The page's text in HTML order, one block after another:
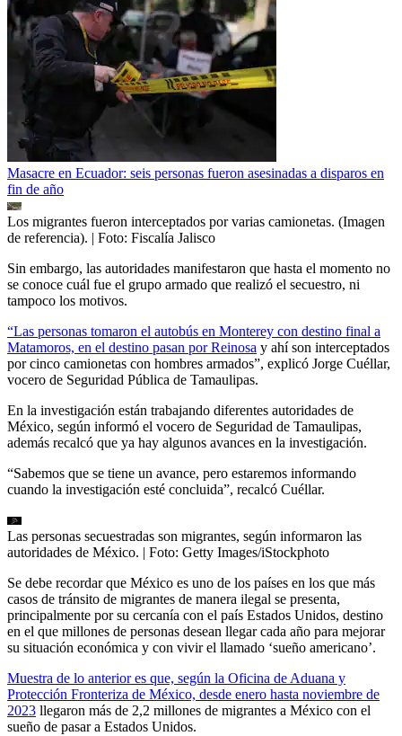
Masacre en Ecuador: seis personas fueron asesinadas a disparos en
fin de año
Los migrantes fueron interceptados por varias camionetas. (Imagen
de referencia). | Foto: Fiscalía Jalisco
Sin embargo, las autoridades manifestaron que hasta el momento no
se conoce cuál fue el grupo armado que realizó el secuestro, ni
tampoco los motivos.
“Las personas tomaron el autobús en Monterey con destino final a
Matamoros, en el destino pasan por Reinosa y ahí son interceptados
por cinco camionetas con hombres armados”, explicó Jorge Cuéllar,
vocero de Seguridad Pública de Tamaulipas.
En la investigación están trabajando diferentes autoridades de
México, según informó el vocero de Seguridad de Tamaulipas,
además recalcó que ya hay algunos avances en la investigación.
“Sabemos que se tiene un avance, pero estaremos informando
cuando la investigación esté concluida”, recalcó Cuéllar.
Las personas secuestradas son migrantes, según informaron las
autoridades de México. | Foto: Getty Images/iStockphoto
Se debe recordar que México es uno de los países en los que más
casos de tránsito de migrantes de manera ilegal se presenta,
principalmente por su cercanía con el país Estados Unidos, destino
en el que millones de personas desean llegar cada año para mejorar
su situación económica y con vivir el llamado ‘sueño americano’.
Muestra de lo anterior es que, según la Oficina de Aduana y
Protección Fronteriza de México, desde enero hasta noviembre de
2023 llegaron más de 2,2 millones de migrantes a México con el
sueño de pasar a Estados Unidos.